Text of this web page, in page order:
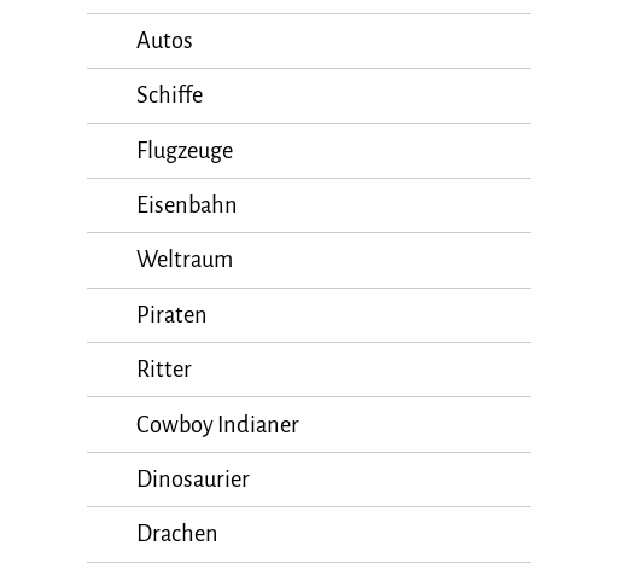
Autos
Schiffe
Flugzeuge
Eisenbahn
Weltraum
Piraten
Ritter
Cowboy Indianer
Dinosaurier
Drachen